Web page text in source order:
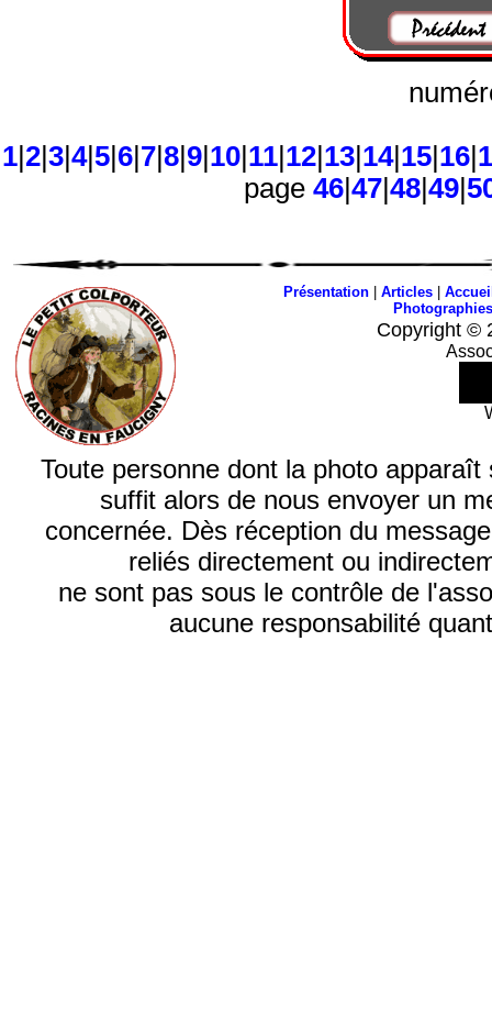
1 2 3 4| 5 6 7 8 9 10 11 12 13 14| 15 16
page 46 47 48 49
Présentation| Articles|
Photographies
Copyright ©
Toute personne dont la photo
suffit alors de nous envoyer un
concernée. Dès réception du
reliés directement ou
ne sont pas sous le contrôle de
aucune responsabilité